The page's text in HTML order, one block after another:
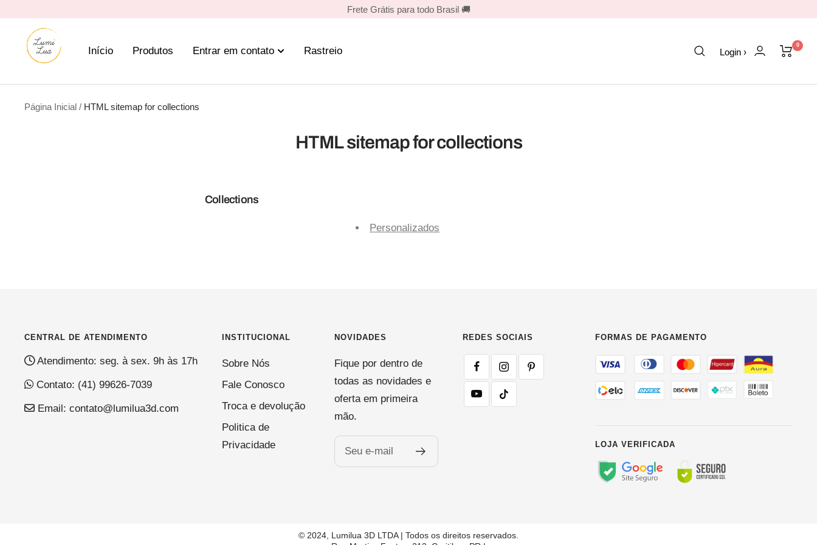
conteúdo
Frete Grátis para todo Brasil 🚚
Início Produtos Entrar em contato Rastreio
Lumi
Lua
Login ›
0
Página Inicial HTML sitemap for collections
HTML sitemap for collections
Collections
Personalizados
CENTRAL DE ATENDIMENTO
Atendimento: seg. à sex. 9h às 17h
Contato: (41) 99626-7039
Email: contato@lumilua3d.com
INSTITUCIONAL
Sobre Nós
Fale Conosco
Troca e devolução
Politica de
Privacidade
NOVIDADES
Fique por dentro de
todas as novidades e
oferta em primeira
mão.
Seu e-mail
REDES SOCIAIS FORMAS DE PAGAMENTO
LOJA VERIFICADA
© 2024, Lumilua 3D LTDA | Todos os direitos reservados.